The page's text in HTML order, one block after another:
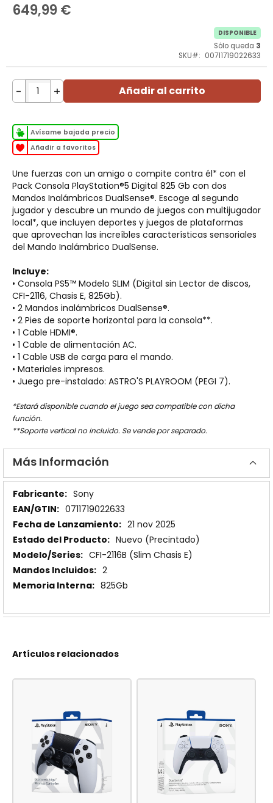
649,99 €
DISPONIBLE
Sólo queda 3
SKU
00711719022633
- + Añadir al carrito
Avísame bajada precio
Añadir a favoritos
Une fuerzas con un amigo o compite contra él* con el
Pack Consola PlayStation®5 Digital 825 Gb con dos
Mandos Inalámbricos DualSense®. Escoge al segundo
jugador y descubre un mundo de juegos con multijugador
local*, que incluyen deportes y juegos de plataformas
que aprovechan las increíbles características sensoriales
del Mando Inalámbrico DualSense.
Incluye:
• Consola PS5™ Modelo SLIM (Digital sin Lector de discos,
CFI-2116, Chasis E, 825Gb).
• 2 Mandos inalámbricos DualSense®.
• 2 Pies de soporte horizontal para la consola**.
• 1 Cable HDMI®.
• 1 Cable de alimentación AC.
• 1 Cable USB de carga para el mando.
• Materiales impresos.
• Juego pre-instalado: ASTRO'S PLAYROOM (PEGI 7).
*Estará disponible cuando el juego sea compatible con dicha
función.
**Soporte vertical no incluido. Se vende por separado.
Más Información
Más
Información
Sony
0711719022633
21 nov 2025
Nuevo (Precintado)
CFI-2116B (Slim Chasis E)
2
825Gb
Artículos relacionados